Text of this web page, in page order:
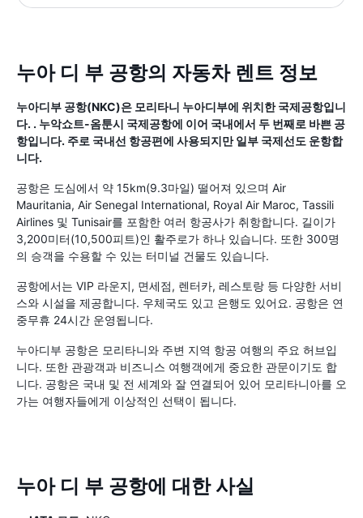
누아 디 부 공항의 자동차 렌트 정보
누아디부 공항(NKC)은 모리타니 누아디부에 위치한 국제공항입니
다. . 누악쇼트-옴툰시 국제공항에 이어 국내에서 두 번째로 바쁜 공
항입니다. 주로 국내선 항공편에 사용되지만 일부 국제선도 운항합
니다.
공항은 도심에서 약 15km(9.3마일) 떨어져 있으며 Air
Mauritania, Air Senegal International, Royal Air Maroc, Tassili
Airlines 및 Tunisair를 포함한 여러 항공사가 취항합니다. 길이가
3,200미터(10,500피트)인 활주로가 하나 있습니다. 또한 300명
의 승객을 수용할 수 있는 터미널 건물도 있습니다.
공항에서는 VIP 라운지, 면세점, 렌터카, 레스토랑 등 다양한 서비
스와 시설을 제공합니다. 우체국도 있고 은행도 있어요. 공항은 연
중무휴 24시간 운영됩니다.
누아디부 공항은 모리타니와 주변 지역 항공 여행의 주요 허브입
니다. 또한 관광객과 비즈니스 여행객에게 중요한 관문이기도 합
니다. 공항은 국내 및 전 세계와 잘 연결되어 있어 모리타니아를 오
가는 여행자들에게 이상적인 선택이 됩니다.
누아 디 부 공항에 대한 사실